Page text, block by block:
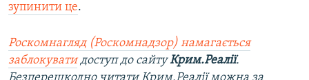
зупинити це.
Роскомнагляд (Роскомнадзор) намагається
заблокуватидоступ до сайтуКрим.Реалії.